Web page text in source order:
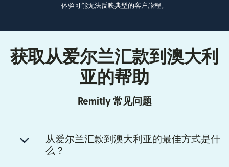
体验可能无法反映典型的客户旅程。
获取从爱尔兰汇款到澳大利
亚的帮助
Remitly 常见问题
从爱尔兰汇款到澳大利亚的最佳方式是什
么？